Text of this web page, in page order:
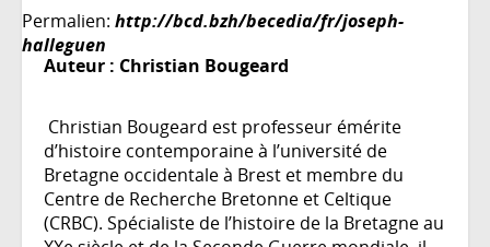
Permalien: http://bcd.bzh/becedia/fr/joseph-
halleguen
Auteur : Christian Bougeard
Christian Bougeard est professeur émérite
d’histoire contemporaine à l’université de
Bretagne occidentale à Brest et membre du
Centre de Recherche Bretonne et Celtique
(CRBC). Spécialiste de l’histoire de la Bretagne au